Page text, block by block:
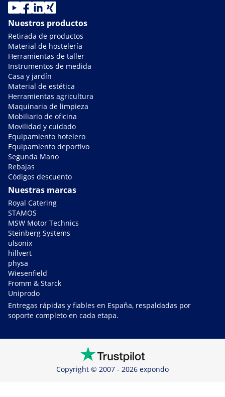
Nuestros productos
Retirada de productos
Material de hostelería
Herramientas de taller
Instrumentos de medida
Casa y jardín
Material de estética
Herramientas agricultura
Maquinaria de limpieza
Mobiliario de oficina
Movilidad y cuidado
Equipamiento hotelero
Equipamiento deportivo
Segunda Mano
Rebajas
Códigos descuento
Nuestras marcas
Royal Catering
STAMOS
MSW Motor Technics
Steinberg Systems
ulsonix
hillvert
physa
Wiesenfield
Fromm & Starck
Uniprodo
Entregas rápidas y fiables en España, respaldadas por
soporte completo en cada etapa.
Copyright © 2007 - 2026 expondo